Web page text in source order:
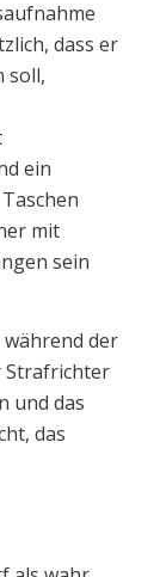
dass er
soll,
ein
mit
sein
der
Strafrichter
und das
das